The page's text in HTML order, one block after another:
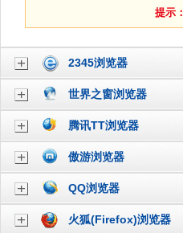
提示：
2345浏览器
世界之窗浏览器
腾讯TT浏览器
傲游浏览器
QQ浏览器
火狐(Firefox)浏览器